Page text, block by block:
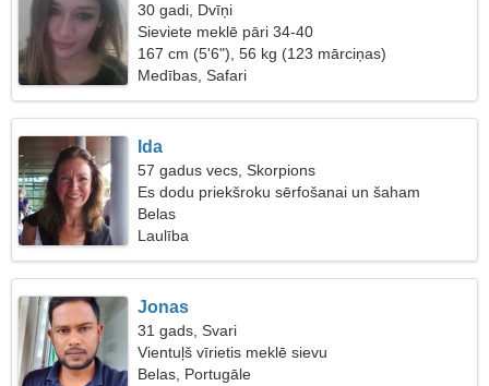
30 gadi, Dvīņi
Sieviete meklē pāri 34-40
167 cm (5'6"), 56 kg (123 mārciņas)
Medības, Safari
Ida
57 gadus vecs, Skorpions
Es dodu priekšroku sērfošanai un šaham
Belas
Laulība
Jonas
31 gads, Svari
Vientuļš vīrietis meklē sievu
Belas, Portugāle